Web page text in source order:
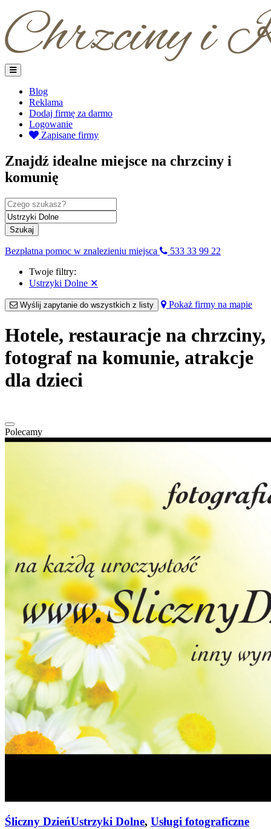
Blog
Reklama
Dodaj firmę za darmo
Logowanie
Zapisane firmy
Znajdź idealne miejsce na chrzciny i
komunię
Szukaj
Bezpłatna pomoc w znalezieniu miejsca
533 33 99 22
Twoje filtry:
Ustrzyki Dolne ✕
Wyślij zapytanie do wszystkich z listy Pokaż firmy na mapie
Hotele, restauracje na chrzciny,
fotograf na komunie, atrakcje
dla dzieci
Polecamy
Śliczny DzieńUstrzyki Dolne, Usługi fotograficzne